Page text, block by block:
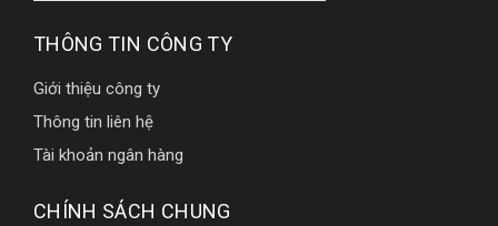
THÔNG TIN CÔNG TY
Giới thiệu công ty
Thông tin liên hệ
Tài khoản ngân hàng
CHÍNH SÁCH CHUNG